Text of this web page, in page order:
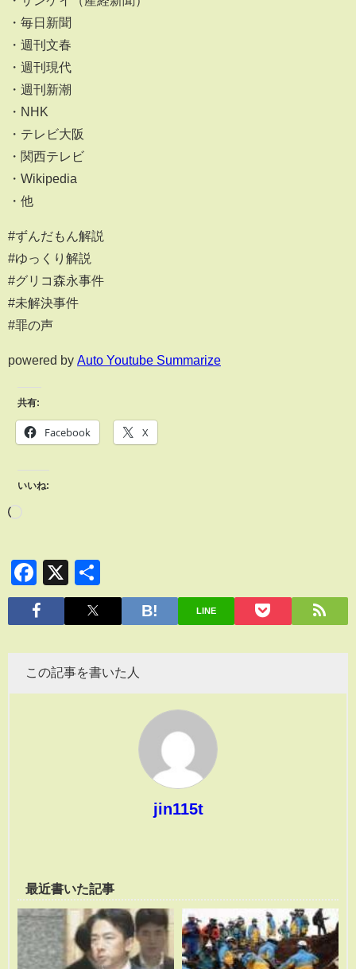
・毎日新聞
・週刊文春
・週刊現代
・週刊新潮
・NHK
・テレビ大阪
・関西テレビ
・Wikipedia
・他
#ずんだもん解説
#ゆっくり解説
#グリコ森永事件
#未解決事件
#罪の声
powered by Auto Youtube Summarize
共有:
Facebook X
いいね:
Facebook
X
有
LINE
この記事を書いた人
jin115t
最近書いた記事